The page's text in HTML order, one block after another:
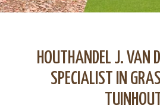
HOUTHANDEL J. VAN
SPECIALIST IN